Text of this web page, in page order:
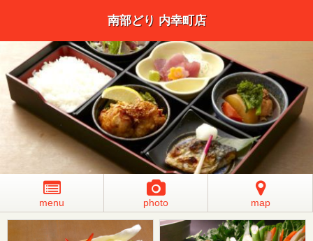
南部どり 内幸町店
menu photo map